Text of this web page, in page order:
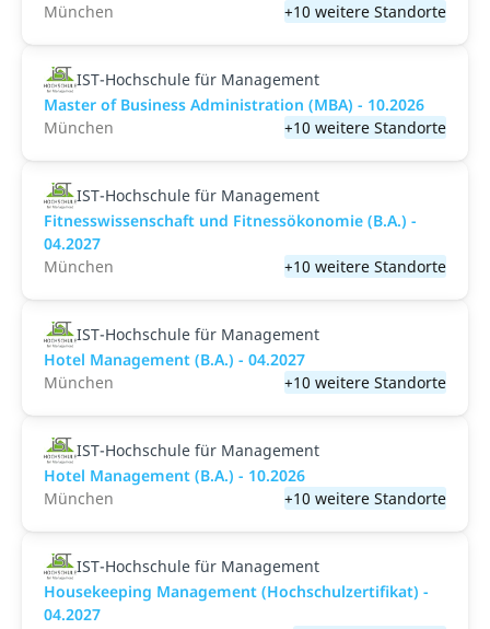
München
+10 weitere Standorte
IST-Hochschule für Management
Master of Business Administration (MBA) - 10.2026
München
+10 weitere Standorte
IST-Hochschule für Management
Fitnesswissenschaft und Fitnessökonomie (B.A.) -
04.2027
München
+10 weitere Standorte
IST-Hochschule für Management
Hotel Management (B.A.) - 04.2027
München
+10 weitere Standorte
IST-Hochschule für Management
Hotel Management (B.A.) - 10.2026
München
+10 weitere Standorte
IST-Hochschule für Management
Housekeeping Management (Hochschulzertifikat) -
04.2027